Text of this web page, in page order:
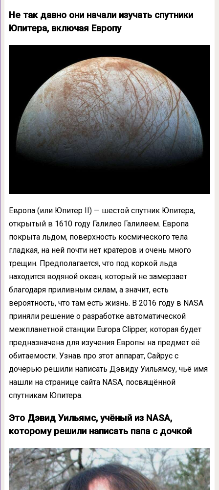
Не так давно они начали изучать спутники
Юпитера, включая Европу
Европа (или Юпитер II) — шестой спутник Юпитера,
открытый в 1610 году Галилео Галилеем. Европа
покрыта льдом, поверхность космического тела
гладкая, на ней почти нет кратеров и очень много
трещин. Предполагается, что под коркой льда
находится водяной океан, который не замерзает
благодаря приливным силам, а значит, есть
вероятность, что там есть жизнь. В 2016 году в NASA
приняли решение о разработке автоматической
межпланетной станции Europa Clipper, которая будет
предназначена для изучения Европы на предмет её
обитаемости. Узнав про этот аппарат, Сайрус с
дочерью решили написать Дэвиду Уильямсу, чьё имя
нашли на странице сайта NASA, посвящённой
спутникам Юпитера.
Это Дэвид Уильямс, учёный из NASA,
которому решили написать папа с дочкой